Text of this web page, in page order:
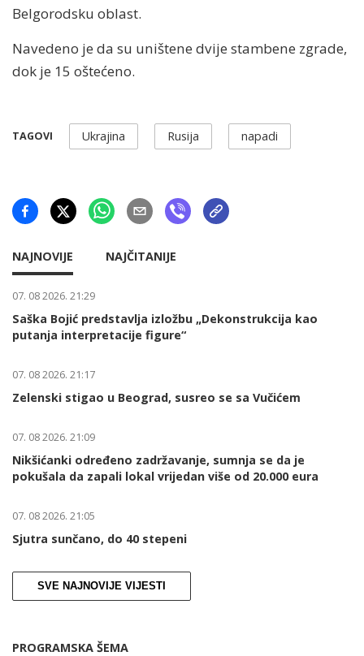
Belgorodsku oblast.
Navedeno je da su uništene dvije stambene zgrade,
dok je 15 oštećeno.
TAGOVI Ukrajina Rusija napadi
NAJNOVIJE NAJČITANIJE
07. 08 2026. 21:29
Saška Bojić predstavlja izložbu „Dekonstrukcija kao
putanja interpretacije figure“
07. 08 2026. 21:17
Zelenski stigao u Beograd, susreo se sa Vučićem
07. 08 2026. 21:09
Nikšićanki određeno zadržavanje, sumnja se da je
pokušala da zapali lokal vrijedan više od 20.000 eura
07. 08 2026. 21:05
Sjutra sunčano, do 40 stepeni
SVE NAJNOVIJE VIJESTI
PROGRAMSKA ŠEMA